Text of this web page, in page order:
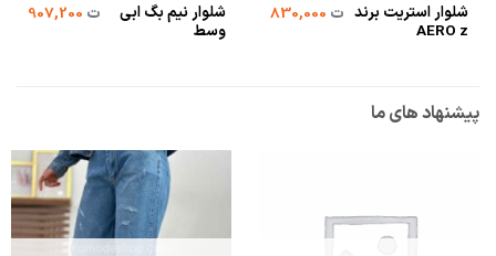
شلوار استریت برند
AERO z
ت830,000
شلوار نیم بگ ابی
وسط
ت907,200
پیشنهاد های ما